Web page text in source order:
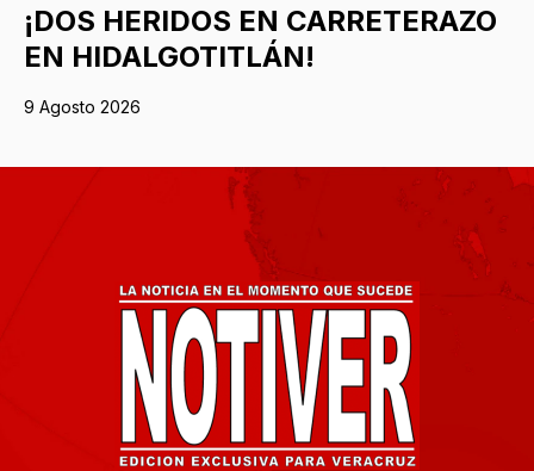
¡DOS HERIDOS EN CARRETERAZO
EN HIDALGOTITLÁN!
9 Agosto 2026